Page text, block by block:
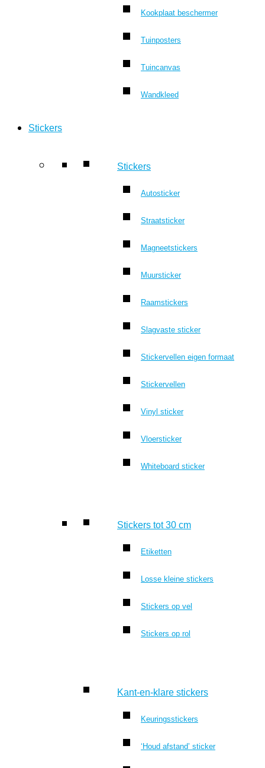
Kookplaat beschermer
Tuinposters
Tuincanvas
Wandkleed
Stickers
Stickers
Autosticker
Straatsticker
Magneetstickers
Muursticker
Raamstickers
Slagvaste sticker
Stickervellen eigen formaat
Stickervellen
Vinyl sticker
Vloersticker
Whiteboard sticker
Stickers tot 30 cm
Etiketten
Losse kleine stickers
Stickers op vel
Stickers op rol
Kant-en-klare stickers
Keuringsstickers
‘Houd afstand’ sticker